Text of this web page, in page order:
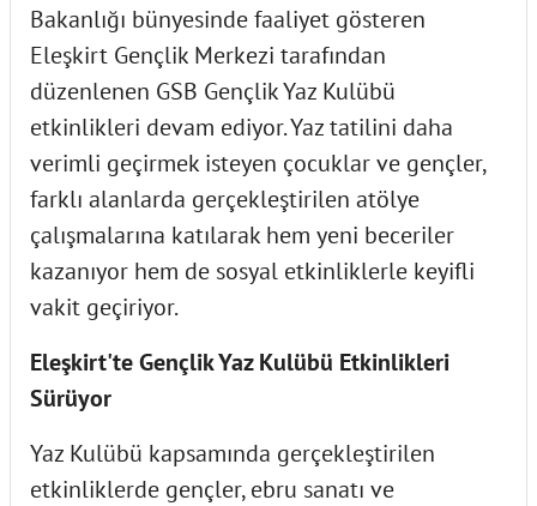
Bakanlığı bünyesinde faaliyet gösteren
Eleşkirt Gençlik Merkezi tarafından
düzenlenen GSB Gençlik Yaz Kulübü
etkinlikleri devam ediyor. Yaz tatilini daha
verimli geçirmek isteyen çocuklar ve gençler,
farklı alanlarda gerçekleştirilen atölye
çalışmalarına katılarak hem yeni beceriler
kazanıyor hem de sosyal etkinliklerle keyifli
vakit geçiriyor.
Eleşkirt'te Gençlik Yaz Kulübü Etkinlikleri
Sürüyor
Yaz Kulübü kapsamında gerçekleştirilen
etkinliklerde gençler, ebru sanatı ve